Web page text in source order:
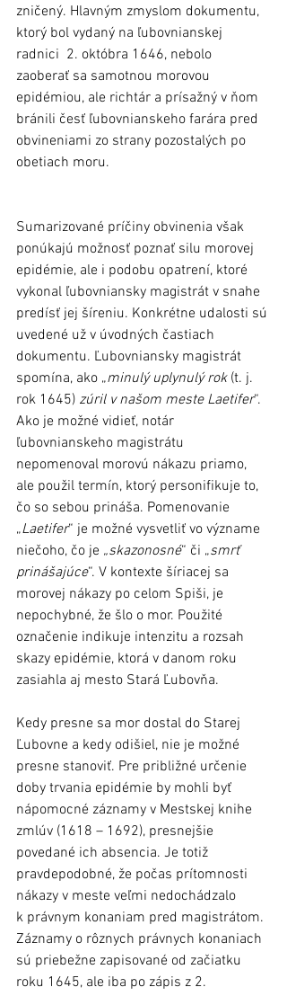
zničený. Hlavným zmyslom dokumentu,
ktorý bol vydaný na ľubovnianskej
radnici  2. októbra 1646, nebolo
zaoberať sa samotnou morovou
epidémiou, ale richtár a prísažný v ňom
bránili česť ľubovnianskeho farára pred
obvineniami zo strany pozostalých po
obetiach moru.
Sumarizované príčiny obvinenia však
ponúkajú možnosť poznať silu morovej
epidémie, ale i podobu opatrení, ktoré
vykonal ľubovniansky magistrát v snahe
predísť jej šíreniu. Konkrétne udalosti sú
uvedené už v úvodných častiach
dokumentu. Ľubovniansky magistrát
spomína, ako „minulý uplynulý rok (t. j.
rok 1645) zúril v našom meste Laetifer“.
Ako je možné vidieť, notár
ľubovnianskeho magistrátu
nepomenoval morovú nákazu priamo,
ale použil termín, ktorý personifikuje to,
čo so sebou prináša. Pomenovanie
„Laetifer“ je možné vysvetliť vo význame
niečoho, čo je „skazonosné“ či „smrť
prinášajúce“. V kontexte šíriacej sa
morovej nákazy po celom Spiši, je
nepochybné, že šlo o mor. Použité
označenie indikuje intenzitu a rozsah
skazy epidémie, ktorá v danom roku
zasiahla aj mesto Stará Ľubovňa.
Kedy presne sa mor dostal do Starej
Ľubovne a kedy odišiel, nie je možné
presne stanoviť. Pre približné určenie
doby trvania epidémie by mohli byť
nápomocné záznamy v Mestskej knihe
zmlúv (1618 – 1692), presnejšie
povedané ich absencia. Je totiž
pravdepodobné, že počas prítomnosti
nákazy v meste veľmi nedochádzalo
k právnym konaniam pred magistrátom.
Záznamy o rôznych právnych konaniach
sú priebežne zapisované od začiatku
roku 1645, ale iba po zápis z 2.